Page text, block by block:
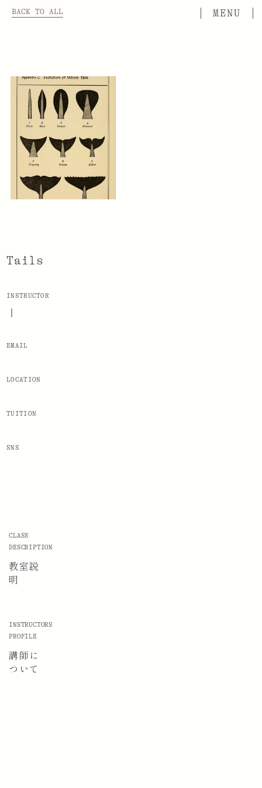
BACK TO ALL
Tails
INSTRUCTOR
|
EMAIL
LOCATION
TUITION
SNS
CLASS
DESCRIPTION
教室説
明
INSTRUCTORS
PROFILE
講師に
ついて